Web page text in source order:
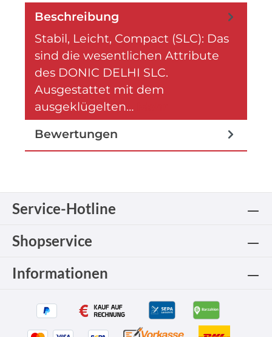
Beschreibung
Stabil, Leicht, Compact (SLC): Das
sind die wesentlichen Attribute
des DONIC DELHI SLC.
Ausgestattet mit dem
ausgeklügelten…
Bewertungen
Service-Hotline
Shopservice
Informationen